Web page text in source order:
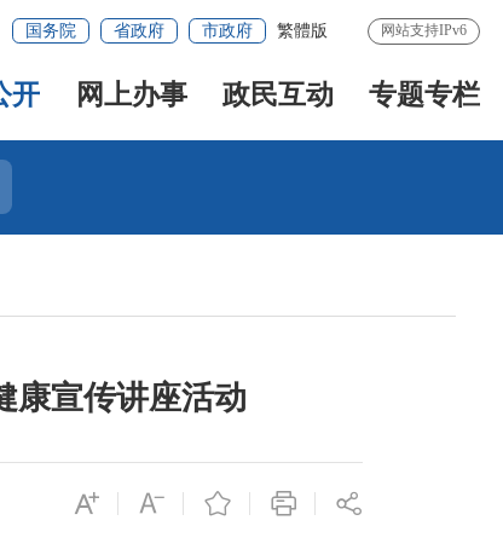
国务院 省政府 市政府 繁體版 网站支持IPv6
开 网上办事 政民互动 专题专栏
宣传讲座活动